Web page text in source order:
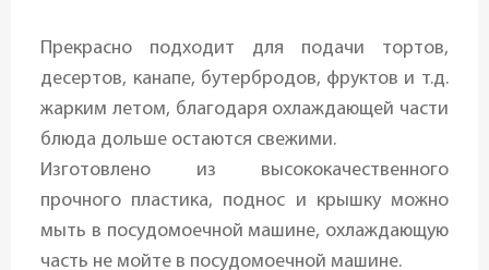
Прекрасно подходит для подачи тортов,
десертов, канапе, бутербродов, фруктов и т.д.
жарким летом, благодаря охлаждающей части
блюда дольше остаются свежими.
Изготовлено из высококачественного
прочного пластика, поднос и крышку можно
мыть в посудомоечной машине, охлаждающую
часть не мойте в посудомоечной машине.